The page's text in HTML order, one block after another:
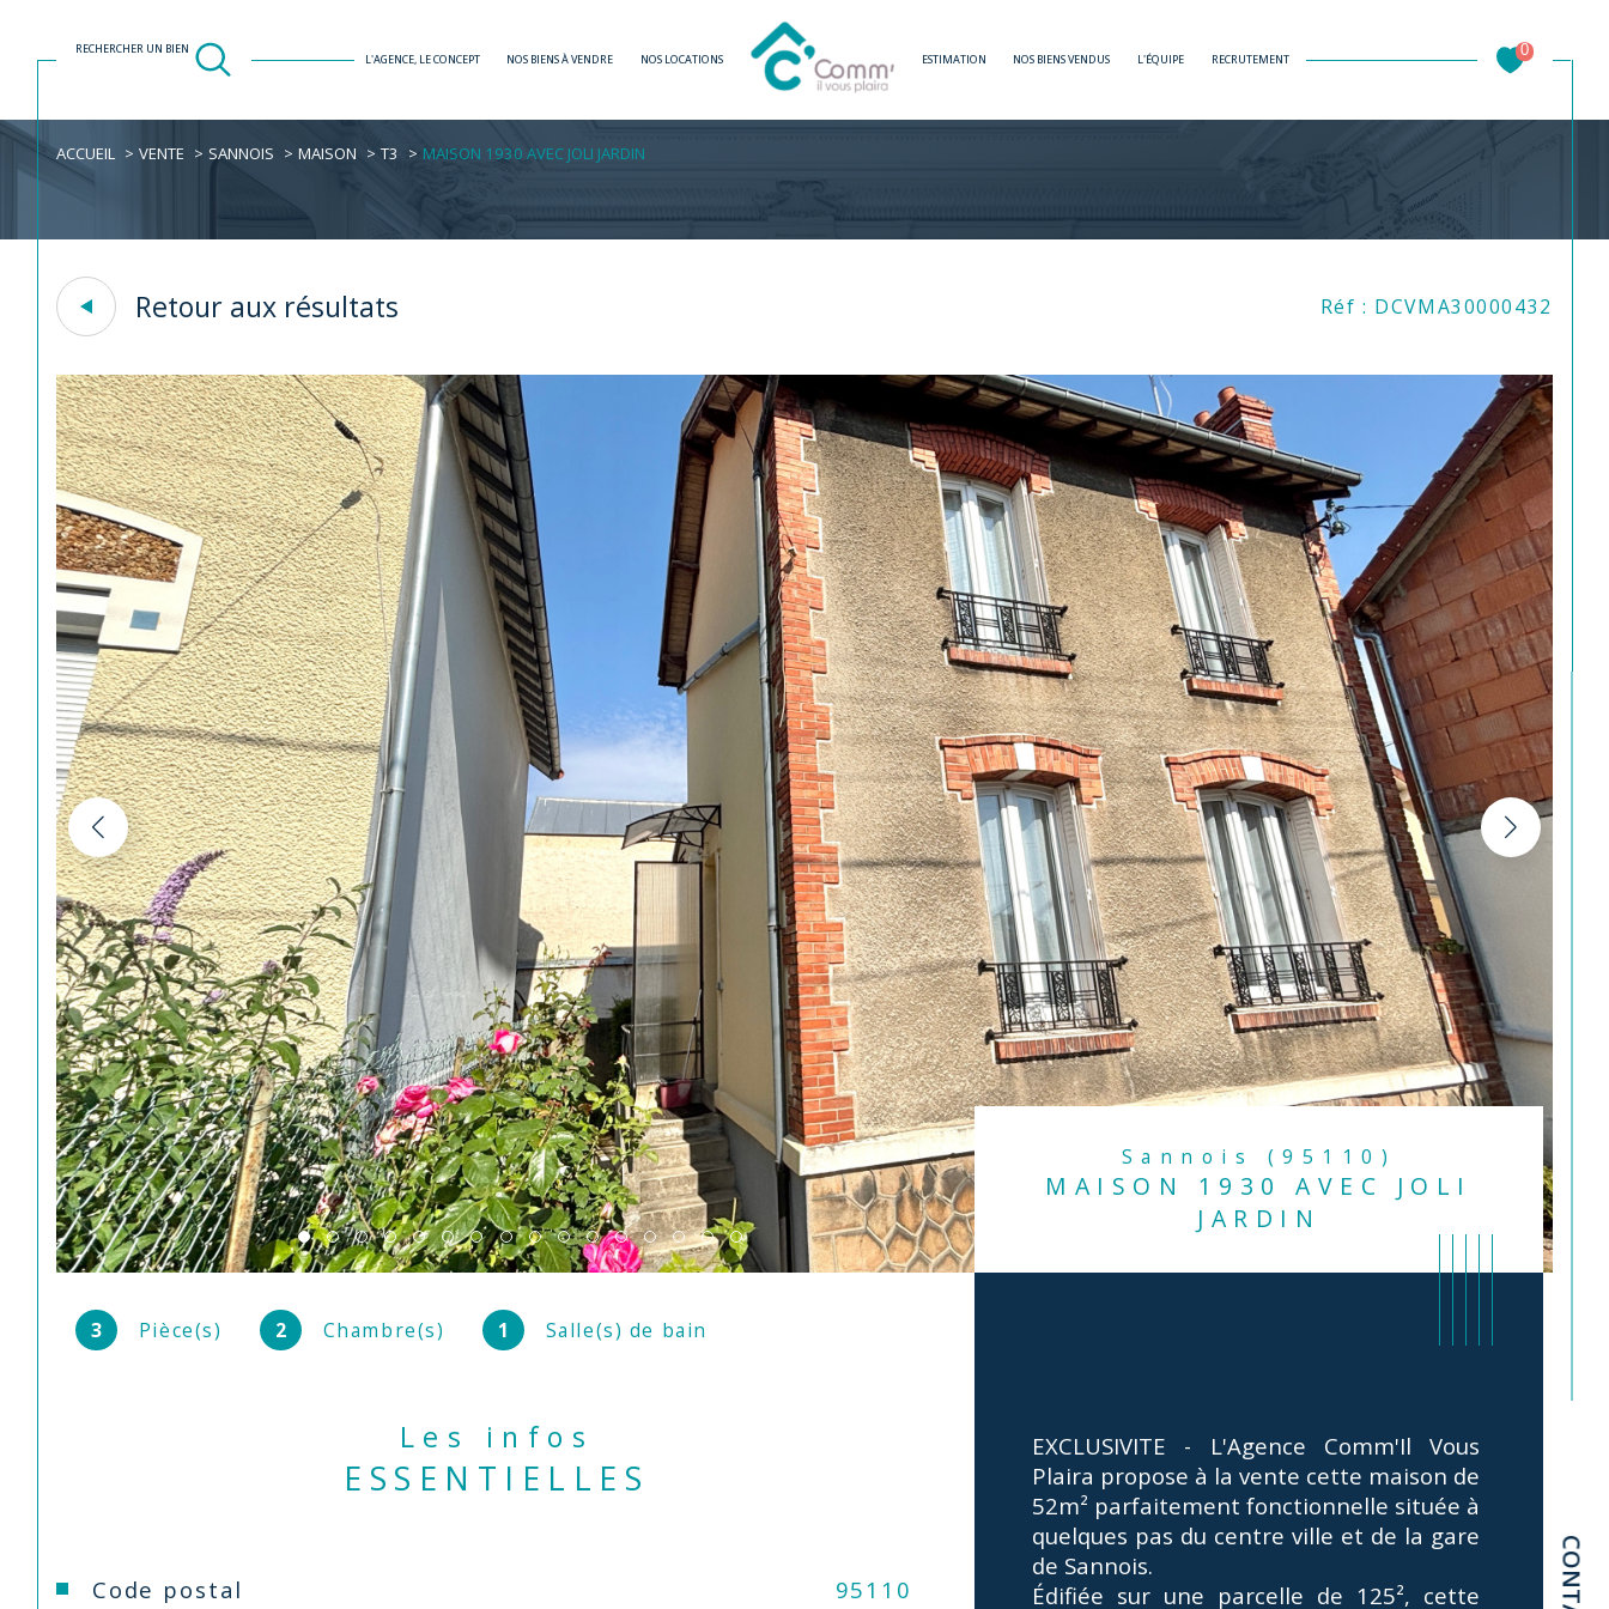
L'AGENCE, LE CONCEPT NOS BIENS À VENDRE NOS LOCATIONS ESTIMATION NOS BIENS VENDUS L'ÉQUIPE RECRUTEMENT
RECHERCHER UN BIEN 0
Voir les2annonces
ACCUEIL VENTE SANNOIS MAISON T3 MAISON 1930 AVEC JOLI JARDIN
Retour aux résultats Réf : DCVMA30000432
Sannois (95110)
MAISON 1930 AVEC JOLI
JARDIN
3 Pièce(s) 2 Chambre(s) 1 Salle(s) de bain
Les infos
ESSENTIELLES
Caractéristiques Valeurs
Code postal 95110 Caractéristiques
Nombre de chambre(s)
EXCLUSIVITE - L'Agence Comm'Il Vous
Plaira propose à la vente cette maison de
52m² parfaitement fonctionnelle située à
quelques pas du centre ville et de la gare
de Sannois.
Édifiée sur une parcelle de 125², cette